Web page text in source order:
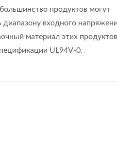
продуктов могут
диапазону входного
материал этих продуктов
UL94V-0.